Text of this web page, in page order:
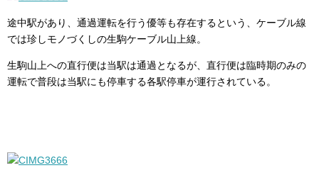
途中駅があり、通過運転を行う優等も存在するという、ケーブル線
では珍しモノづくしの生駒ケーブル山上線。
生駒山上への直行便は当駅は通過となるが、直行便は臨時期のみの
運転で普段は当駅にも停車する各駅停車が運行されている。